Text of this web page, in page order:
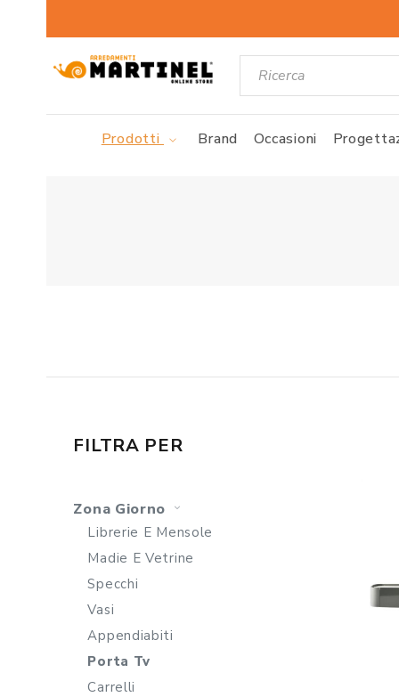
Prodotti Brand Occasioni
FILTRA PER
Zona Giorno
Librerie E Mensole
Madie E Vetrine
Specchi
Vasi
Appendiabiti
Porta Tv
Carrelli